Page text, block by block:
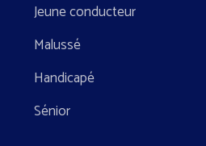
Jeune conducteur
Malussé
Handicapé
Sénior